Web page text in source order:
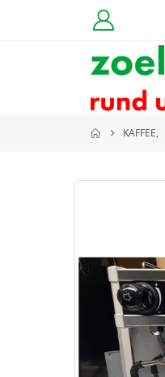
KAFFEE,